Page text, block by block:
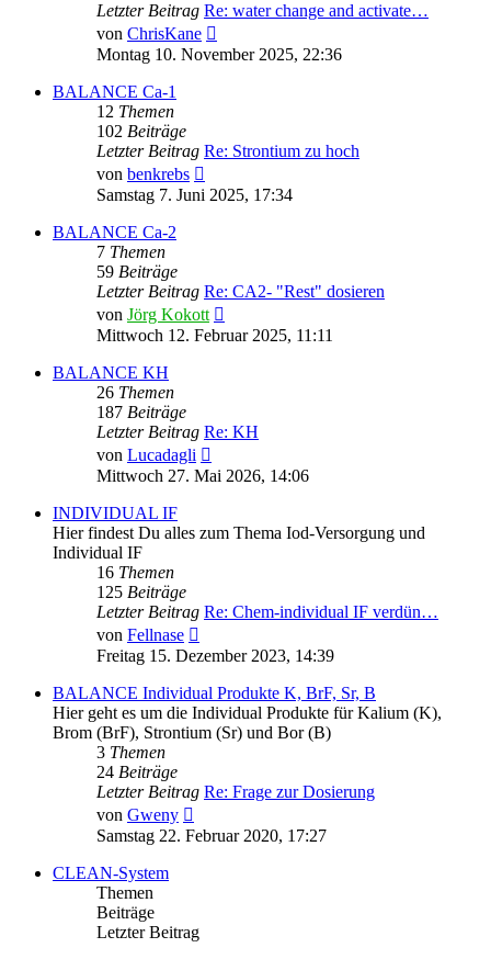
Letzter Beitrag Re: water change and activate…
von ChrisKane
Beitrag
Montag 10. November 2025, 22:36
BALANCE Ca-1
12 Themen
102 Beiträge
Letzter Beitrag Re: Strontium zu hoch
von benkrebs
Beitrag
Samstag 7. Juni 2025, 17:34
BALANCE Ca-2
7 Themen
59 Beiträge
Letzter Beitrag Re: CA2- "Rest" dosieren
von Jörg Kokott
Beitrag
Mittwoch 12. Februar 2025, 11:11
BALANCE KH
26 Themen
187 Beiträge
Letzter Beitrag Re: KH
von Lucadagli
Beitrag
Mittwoch 27. Mai 2026, 14:06
INDIVIDUAL IF
Hier findest Du alles zum Thema Iod-Versorgung und
Individual IF
16 Themen
125 Beiträge
Letzter Beitrag Re: Chem-individual IF verdün…
von Fellnase
Beitrag
Freitag 15. Dezember 2023, 14:39
BALANCE Individual Produkte K, BrF, Sr, B
Hier geht es um die Individual Produkte für Kalium (K),
Brom (BrF), Strontium (Sr) und Bor (B)
3 Themen
24 Beiträge
Letzter Beitrag Re: Frage zur Dosierung
von Gweny
Beitrag
Samstag 22. Februar 2020, 17:27
CLEAN-System
Themen
Beiträge
Letzter Beitrag